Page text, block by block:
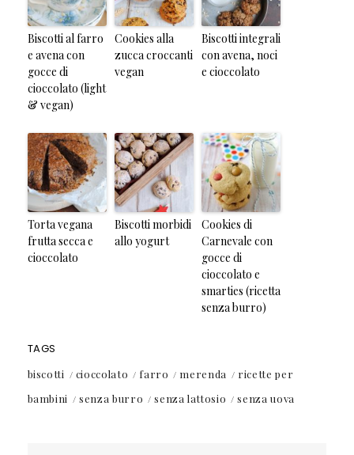
Biscotti al farro
e avena con
gocce di
cioccolato (light
& vegan)
Cookies alla
zucca croccanti
vegan
Biscotti integrali
con avena, noci
e cioccolato
Torta vegana
frutta secca e
cioccolato
Biscotti morbidi
allo yogurt
Cookies di
Carnevale con
gocce di
cioccolato e
smarties (ricetta
senza burro)
TAGS
biscotti cioccolato farro merenda
ricette per
bambini
senza burro senza lattosio senza uova